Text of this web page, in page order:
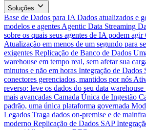
Soluções
Base de Dados para IA Dados atualizados e
modelos e agentes Agentic Data Streaming
sobre os quais seus agentes de IA podem agir
Atualização em menos de um segundo para
exigentes Replicação de Banco de Dados
warehouse em tempo real, sem afetar sua
minutos e não em horas Integração de Dados
conectores gerenciados, mantidos por nós
reverso: leve os dados do seu data warehouse
mais avançadas Camada Única de Ingestão
padrão, uma única plataforma governada
Legados Traga dados on-premise e de
moderno Replicação de Dados SAP